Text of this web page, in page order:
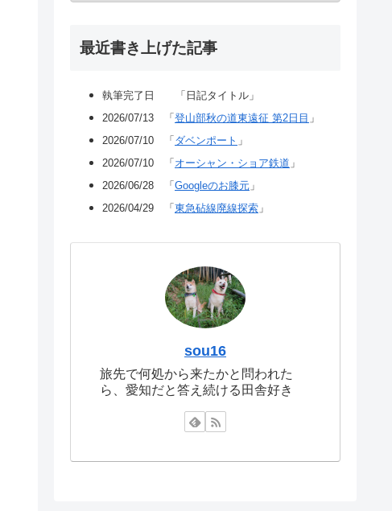
最近書き上げた記事
執筆完了日 「日記タイトル」
2026/07/13 「 登山部秋の道東遠征 第2日目 」
2026/07/10 「 ダベンポート 」
2026/07/10 「 オーシャン・ショア鉄道 」
2026/06/28 「 Googleのお膝元 」
2026/04/29 「 東急砧線廃線探索 」
sou16
旅先で何処から来たかと問われた
ら、愛知だと答え続ける田舎好き